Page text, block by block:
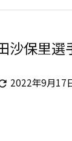
沙保里選
2022年9月17